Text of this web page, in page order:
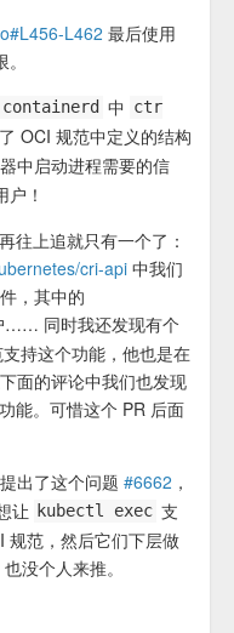
L462 最后使用
containerd 中
ctr
OCI 规范中定义的结构
中启动进程需要的信
！
上追就只有一个了：
cri-api中我们
，其中的
…… 同时我还发现有个
持这个功能，他也是在
面的评论中我们也发现
能。可惜这个 PR 后面
出了这个问题 #6662 ，
让 kubectl exec 支
规范，然后它们下层做
没个人来推。